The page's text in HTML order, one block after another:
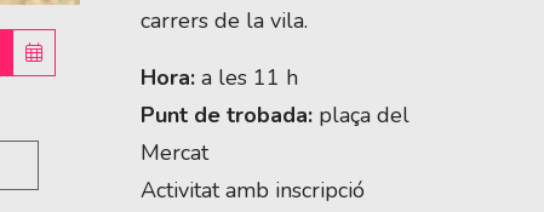
carrers de la vila.
Hora: a les 11 h
Punt de trobada: plaça del
Mercat
Activitat amb inscripció